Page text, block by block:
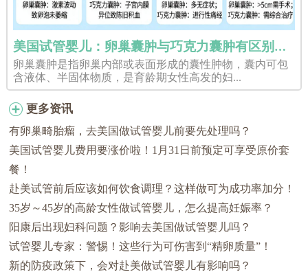
美国试管婴儿：卵巢囊肿与巧克力囊肿有区别吗？
卵巢囊肿是指卵巢内部或表面形成的囊性肿物，囊内可包
含液体、半固体物质，是育龄期女性高发的妇...
更多资讯
有卵巢畸胎瘤，去美国做试管婴儿前要先处理吗？
美国试管婴儿费用要涨价啦！1月31日前预定可享受原价套
餐！
赴美试管前后应该如何饮食调理？这样做可为成功率加分！
35岁～45岁的高龄女性做试管婴儿，怎么提高妊娠率？
阳康后出现妇科问题？影响去美国做试管婴儿吗？
试管婴儿专家：警惕！这些行为可伤害到“精卵质量”！
新的防疫政策下，会对赴美做试管婴儿有影响吗？